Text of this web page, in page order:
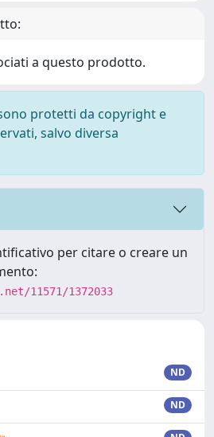
a questo prodotto.
protetti da copyright e
salvo diversa
per citare o creare un
11571/1372033
ND
ND